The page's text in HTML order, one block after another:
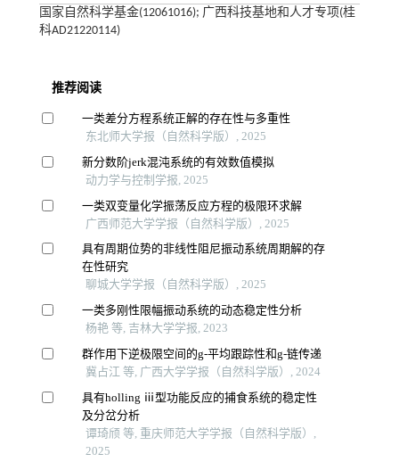
国家自然科学基金(12061016); 广西科技基地和人才专项(桂
科AD21220114)